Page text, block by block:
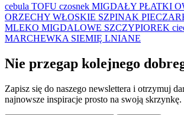
cebula TOFU czosnek MIGDAŁY PŁATKI
ORZECHY WŁOSKIE SZPINAK
MLEKO MIGDALOWE SZCZYPIOREK
MARCHEWKA SIEMIĘ LNIANE
Nie przegap kolejnego
Zapisz się do naszego newslettera i otrzymuj
najnowsze inspiracje prosto na swoją skrzynkę.